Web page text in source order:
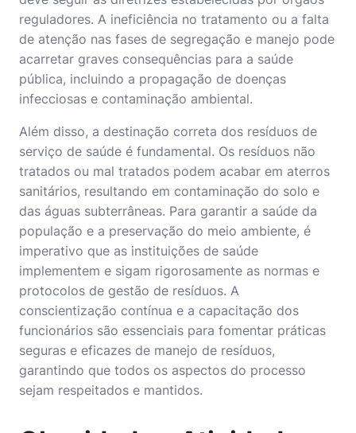
reguladores. A ineficiência no tratamento ou a falta
de atenção nas fases de segregação e manejo pode
acarretar graves consequências para a saúde
pública, incluindo a propagação de doenças
infecciosas e contaminação ambiental.
Além disso, a destinação correta dos resíduos de
serviço de saúde é fundamental. Os resíduos não
tratados ou mal tratados podem acabar em aterros
sanitários, resultando em contaminação do solo e
das águas subterrâneas. Para garantir a saúde da
população e a preservação do meio ambiente, é
imperativo que as instituições de saúde
implementem e sigam rigorosamente as normas e
protocolos de gestão de resíduos. A
conscientização contínua e a capacitação dos
funcionários são essenciais para fomentar práticas
seguras e eficazes de manejo de resíduos,
garantindo que todos os aspectos do processo
sejam respeitados e mantidos.